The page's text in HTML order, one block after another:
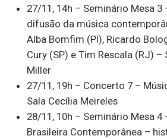
27/11, 14h – Seminário Mesa 3
difusão da música
Alba Bomfim (PI), Ricardo
Cury (SP) e Tim Rescala (RJ) –
Miller
27/11, 19h – Concerto 7 –
Sala Cecília Meireles
28/11, 10h – Seminário Mesa 4
Brasileira Contemporânea –